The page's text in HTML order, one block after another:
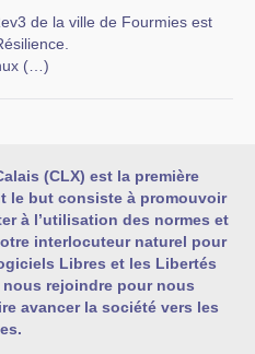
de la ville de Fourmies est
(…)
(CLX) est la première
le but consiste à promouvoir
à l’utilisation des normes et
interlocuteur naturel pour
Libres et les Libertés
nous rejoindre pour nous
avancer la société vers les